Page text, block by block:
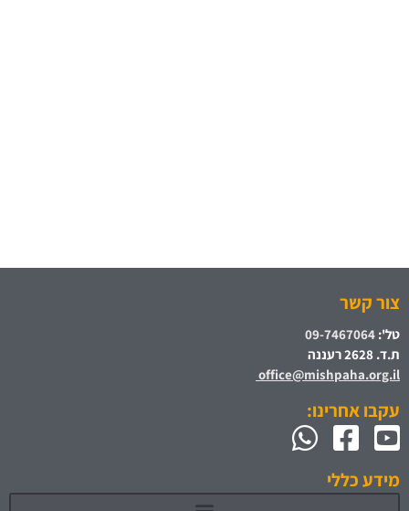
צור קשר
טל': 09-7467064
ת.ד. 2628 רעננה
office@mishpaha.org.il
עקבו אחרינו:
מידע כללי